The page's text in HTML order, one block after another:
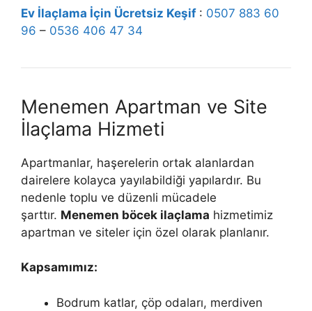
Ev İlaçlama İçin Ücretsiz Keşif : 0507 883 60
96 – 0536 406 47 34
Menemen Apartman ve Site
İlaçlama Hizmeti
Apartmanlar, haşerelerin ortak alanlardan
dairelere kolayca yayılabildiği yapılardır. Bu
nedenle toplu ve düzenli mücadele
şarttır. Menemen böcek ilaçlama hizmetimiz
apartman ve siteler için özel olarak planlanır.
Kapsamımız:
Bodrum katlar, çöp odaları, merdiven